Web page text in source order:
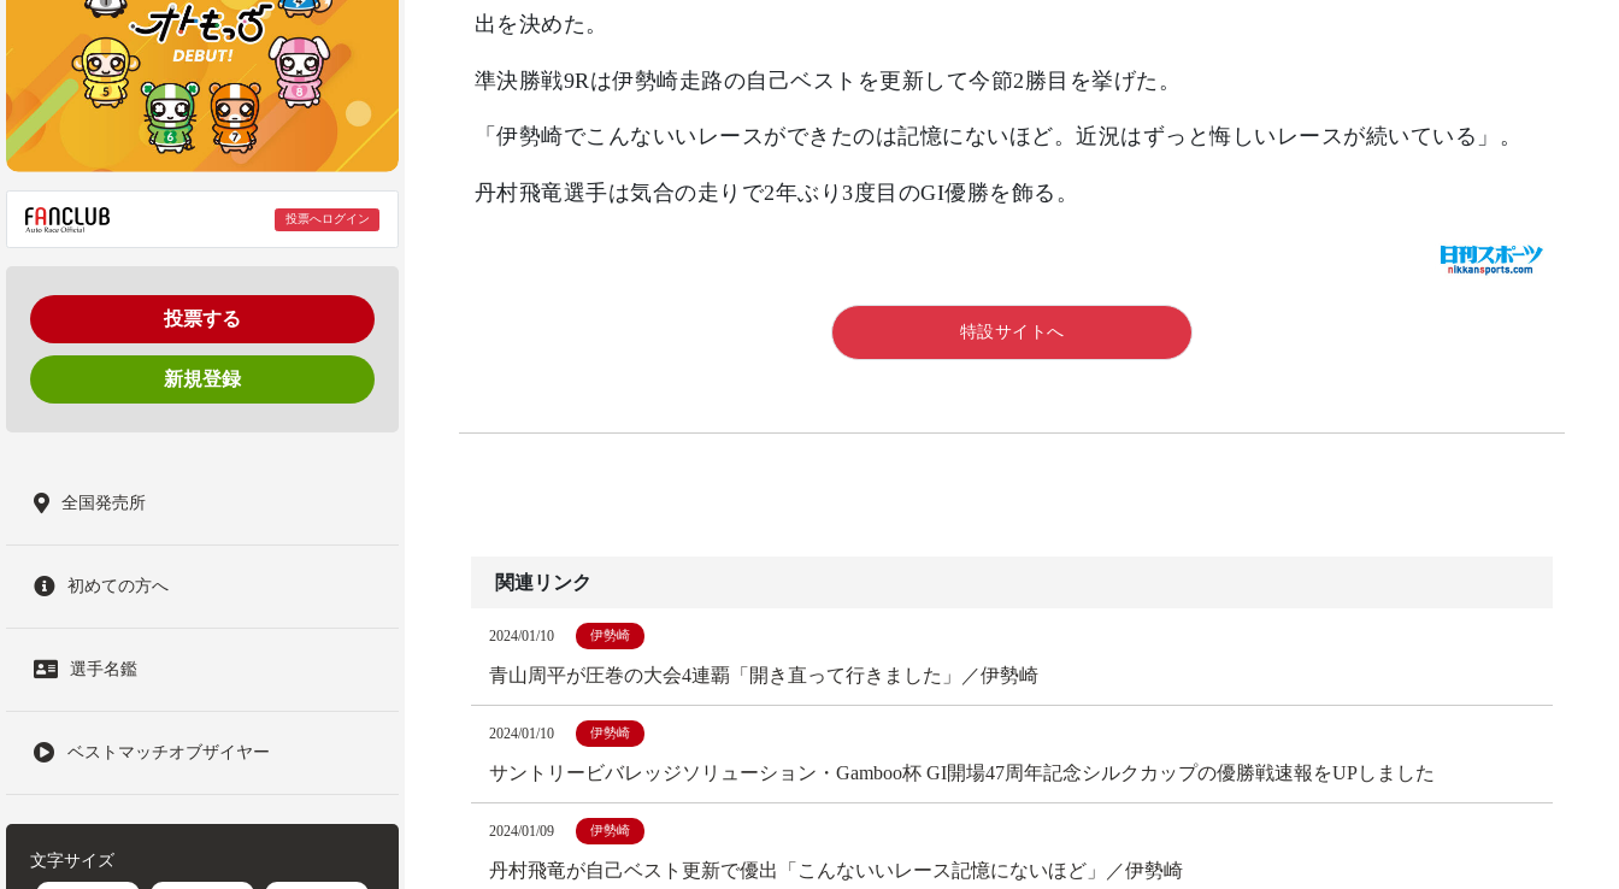
投票へログイン
投票する
新規登録
全国発売所
初めての方へ
選手名鑑
ベストマッチオブザイヤー
文字サイズ
出を決めた。
準決勝戦9Rは伊勢崎走路の自己ベストを更新して今節2勝目を挙げた。
「伊勢崎でこんないいレースができたのは記憶にないほど。近況はずっと悔しいレースが続いている」。
丹村飛竜選手は気合の走りで2年ぶり3度目のGI優勝を飾る。
特設サイトへ
関連リンク
2024/01/10 伊勢崎
青山周平が圧巻の大会4連覇「開き直って行きました」／伊勢崎
2024/01/10 伊勢崎
サントリービバレッジソリューション・Gamboo杯 GI開場47周年記念シルクカップの優勝戦速報をUPしました
2024/01/09 伊勢崎
丹村飛竜が自己ベスト更新で優出「こんないいレース記憶にないほど」／伊勢崎